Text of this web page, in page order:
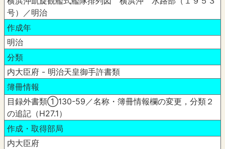
号）／明治
作成年
明治
分類
内大臣府 - 明治天皇御手許書類
簿冊情報
目録外書類①130-59／名称・簿冊情報欄の変更，分類２
の追記（H27.1）
作成・取得部局
内大臣府